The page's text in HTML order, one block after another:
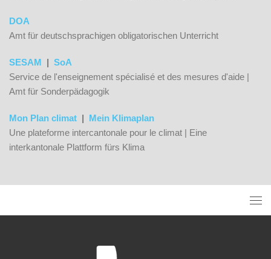
DOA
Amt für deutschsprachigen obligatorischen Unterricht
SESAM | SoA
Service de l'enseignement spécialisé et des mesures d'aide |
Amt für Sonderpädagogik
Mon Plan climat | Mein Klimaplan
Une plateforme intercantonale pour le climat | Eine
interkantonale Plattform fürs Klima